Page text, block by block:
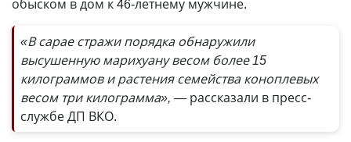
обыском в дом к 46-летнему мужчине.
«В сарае стражи порядка обнаружили
высушенную марихуану весом более 15
килограммов и растения семейства коноплевых
весом три килограмма», — рассказали в пресс-
службе ДП ВКО.